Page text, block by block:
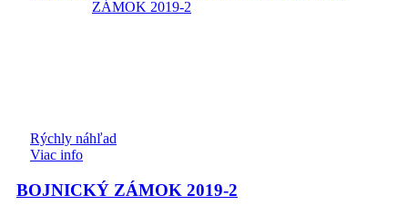
Rýchly náhľad
Viac info
BOJNICKÝ ZÁMOK 2019-2